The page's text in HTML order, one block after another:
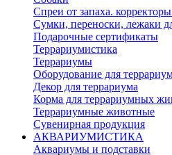
Спреи от запаха.
Сумки, переноски, лежаки
Подарочные сертификаты
Террариумистика
Террариумы
Оборудование для
Декор для террариума
Корма для террариумных
Террариумные животные
Сувенирная продукция
АКВАРИУМИСТИКА
Аквариумы и подставки